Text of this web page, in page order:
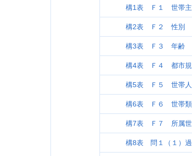
構1表 Ｆ１ 世帯主
構2表 Ｆ２ 性別
構3表 Ｆ３ 年齢
構4表 Ｆ４ 都市規
構5表 Ｆ５ 世帯人
構6表 Ｆ６ 世帯類
構7表 Ｆ７ 所属世
構8表 問１（１）過去